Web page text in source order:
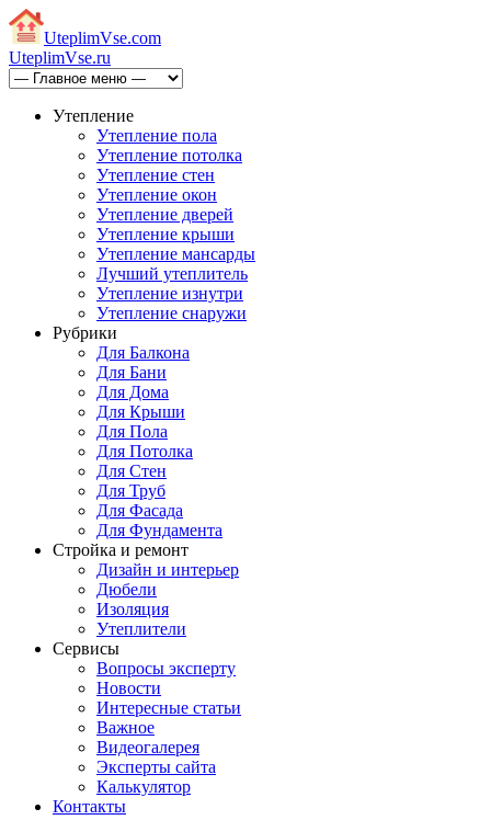
UteplimVse.com
UteplimVse.ru
Утепление
Утепление пола
Утепление потолка
Утепление стен
Утепление окон
Утепление дверей
Утепление крыши
Утепление мансарды
Лучший утеплитель
Утепление изнутри
Утепление снаружи
Рубрики
Для Балкона
Для Бани
Для Дома
Для Крыши
Для Пола
Для Потолка
Для Стен
Для Труб
Для Фасада
Для Фундамента
Стройка и ремонт
Дизайн и интерьер
Дюбели
Изоляция
Утеплители
Сервисы
Вопросы эксперту
Новости
Интересные статьи
Важное
Видеогалерея
Эксперты сайта
Калькулятор
Контакты